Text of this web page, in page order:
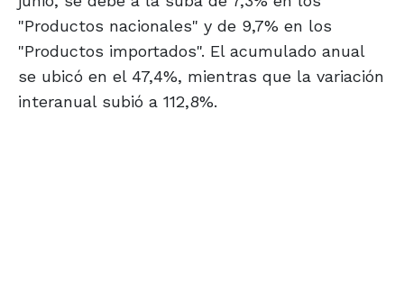
"Productos nacionales" y de 9,7% en los
"Productos importados". El acumulado anual
se ubicó en el 47,4%, mientras que la variación
interanual subió a 112,8%.